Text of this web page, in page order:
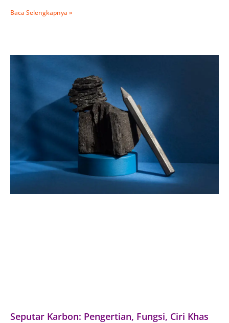
Baca Selengkapnya »
Seputar Karbon: Pengertian, Fungsi, Ciri Khas